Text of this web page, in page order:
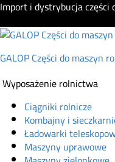
Import i dystrybucja części
GALOP Części do maszyn
Wyposażenie rolnictwa
Ciągniki rolnicze
Kombajny i
Ładowarki
Maszyny uprawowe